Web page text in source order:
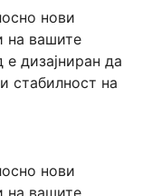
нови
на вашите
дизајниран да
стабилност на
нови
на вашите